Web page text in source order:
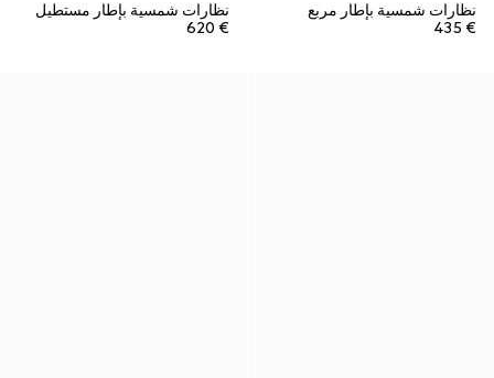
نظارات شمسية بإطار مربع
€ 435
نظارات شمسية بإطار مستطيل
€ 620